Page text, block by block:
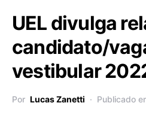
UEL divulga
candidato/
vestibular
Por Lucas Zanetti Publicado